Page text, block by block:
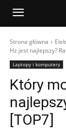
Strona główna
Hz jest najlepszy?
Laptopy i komputery
Który
[TOP7]